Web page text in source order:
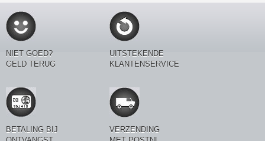
NIET GOED?
GELD TERUG
UITSTEKENDE
KLANTENSERVICE
BETALING BIJ
VERZENDING